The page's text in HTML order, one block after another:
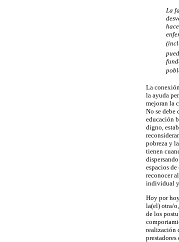
La
La
la ayuda
mejoran la
No se debe
educación
digno,
pobreza y
tienen
espacios
reconocer
individual y
Hoy por
la(el) otra/
de los
realización